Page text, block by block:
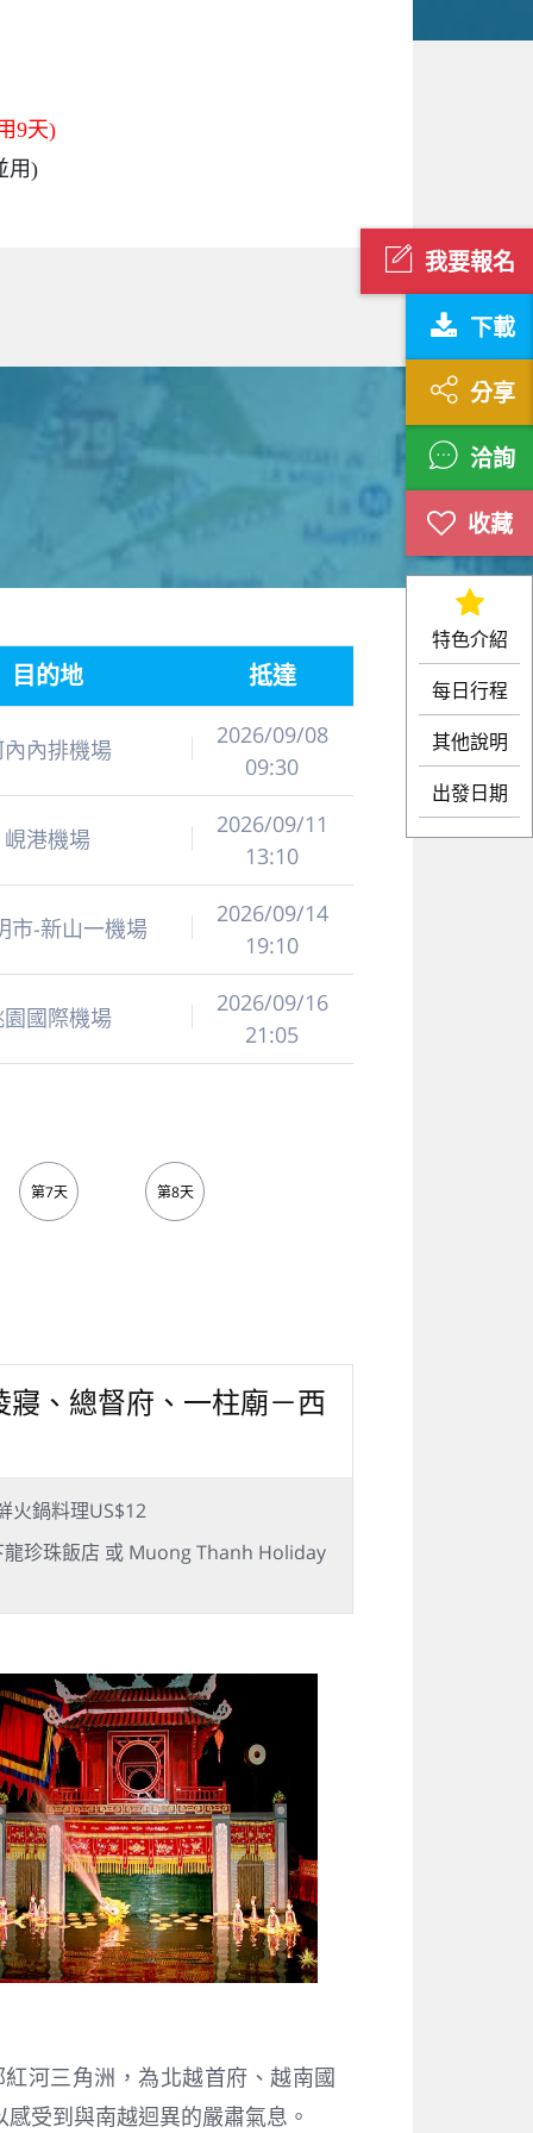
我要報名
下載
分享
洽詢
特色介紹
每日行程
其他說明
出發日期
9天)
用)
目的地 抵達
內排機場
2026/09/08
09:30
峴港機場
2026/09/11
13:10
市-新山一機場
2026/09/14
19:10
國際機場
2026/09/16
21:05
第7天 第8天
、總督府、一柱廟－西
火鍋料理US$12
珍珠飯店 或 Muong Thanh Holiday
河三角洲，為北越首府、越南國
受到與南越迴異的嚴肅氣息。